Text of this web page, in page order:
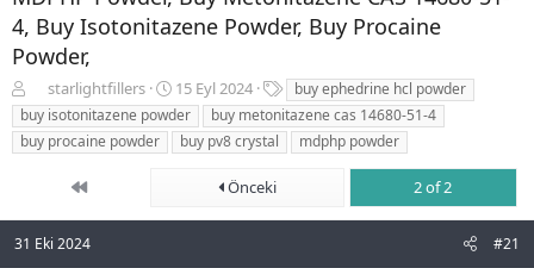
4, Buy Isotonitazene Powder, Buy Procaine
Powder,
o
n
b
u
b
starlightfillers
B
a
ş
l
g
15 Eyl 2024
t
i
k
l
buy ephedrine hcl powder
buy isotonitazene powder
buy metonitazene cas 14680-51-4
buy procaine powder
buy pv8 crystal mdphp powder
First Önceki 2 of 2
31 Eki 2024 #21